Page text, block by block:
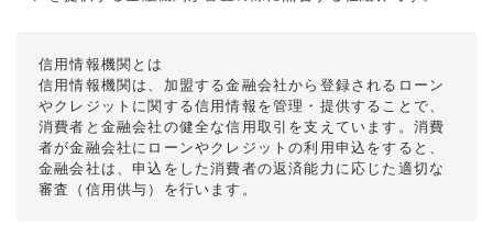
信用情報機関とは
信用情報機関は、加盟する金融会社から登録されるローン
やクレジットに関する信用情報を管理・提供することで、
消費者と金融会社の健全な信用取引を支えています。消費
者が金融会社にローンやクレジットの利用申込をすると、
金融会社は、申込をした消費者の返済能力に応じた適切な
審査（信用供与）を行います。